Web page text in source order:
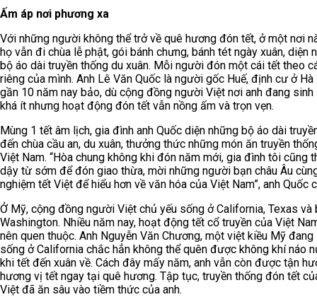
Ấm áp nơi phương xa
Với những người không thể trở về quê hương đón tết, ở một nơi
họ vẫn đi chùa lễ phật, gói bánh chưng, bánh tét ngày xuân, diện
bộ áo dài truyền thống du xuân. Mỗi người đón một cái tết theo
riêng của mình. Anh Lê Văn Quốc là người gốc Huế, định cư ở Hà
gần 10 năm nay bảo, dù cộng đồng người Việt nơi anh đang sinh
khá ít nhưng hoạt động đón tết vẫn nồng ấm và trọn vẹn.
Mùng 1 tết âm lịch, gia đình anh Quốc diện những bộ áo dài
đến chùa cầu an, du xuân, thưởng thức những món ăn truyền
Việt Nam. “Hòa chung không khi đón năm mới, gia đình tôi cũng
dậy từ sớm để đón giao thừa, mời những người bạn châu Âu
nghiệm tết Việt để hiểu hơn về văn hóa của Việt Nam”, anh Quốc
Ở Mỹ, cộng đồng người Việt chủ yếu sống ở California, Texas và
Washington. Nhiều năm nay, hoạt động tết cổ truyền của Việt
nên quen thuộc. Anh Nguyễn Văn Chương, một việt kiều Mỹ đang
sống ở California chắc hẳn không thể quên được không khí náo
khi tết đến xuân về. Cách đây mấy năm, anh vẫn còn được tận
hương vị tết ngay tại quê hương. Tập tục, truyền thống đón tết
Việt đã ăn sâu vào tiềm thức của anh.